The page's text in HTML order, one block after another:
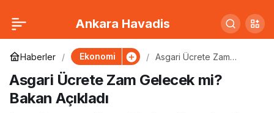
Ankara Havadis
Haberler Ekonomi
Asgari Ücrete Zam
Açıkladı
Asgari Ücrete Zam Gelecek mi?
Bakan Açıkladı
Merkez Bankası Faiz
Kararını Açıkladı:
Piyasalar Hareketlendi
0 Paylaş